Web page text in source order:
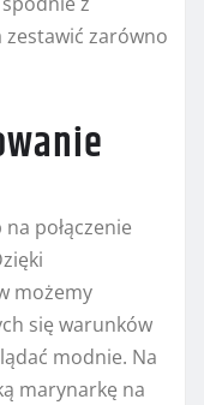
zarówno
połączenie
możemy
się warunków
modnie. Na
marynarkę na